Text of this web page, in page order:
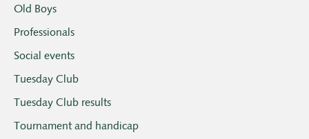
Old Boys
Professionals
Social events
Tuesday Club
Tuesday Club results
Tournament and handicap